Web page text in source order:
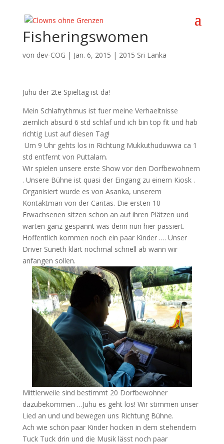
Fisheringswomen
von dev-COG | Jan. 6, 2015 | 2015 Sri Lanka
Juhu der 2te Spieltag ist da!
Mein Schlafrythmus ist fuer meine Verhaeltnisse
ziemlich absurd 6 std schlaf und ich bin top fit und hab
richtig Lust auf diesen Tag!
Um 9 Uhr gehts los in Richtung Mukkuthuduwwa ca 1
std entfernt von Puttalam.
Wir spielen unsere erste Show vor den Dorfbewohnern
. Unsere Bühne ist quasi der Eingang zu einem Kiosk .
Organisiert wurde es von Asanka, unserem
Kontaktman von der Caritas. Die ersten 10
Erwachsenen sitzen schon an auf ihren Plätzen und
warten ganz gespannt was denn nun hier passiert.
Hoffentlich kommen noch ein paar Kinder …. Unser
Driver Suneth klärt nochmal schnell ab wann wir
anfangen sollen.
Mittlerweile sind bestimmt 20 Dorfbewohner
dazubekommen …Juhu es geht los! Wir stimmen unser
Lied an und und bewegen uns Richtung Bühne.
Ach wie schön paar Kinder hocken in dem stehendem
Tuck Tuck drin und die Musik lässt noch paar